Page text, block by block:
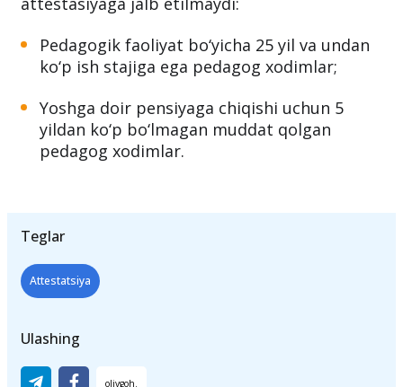
Quyidagi pedagoglar 2024-yilgi majburiy
attestasiyaga jalb etilmaydi:
Pedagogik faoliyat bo‘yicha 25 yil va undan
ko‘p ish stajiga ega pedagog xodimlar;
Teglar
Attestatsiya